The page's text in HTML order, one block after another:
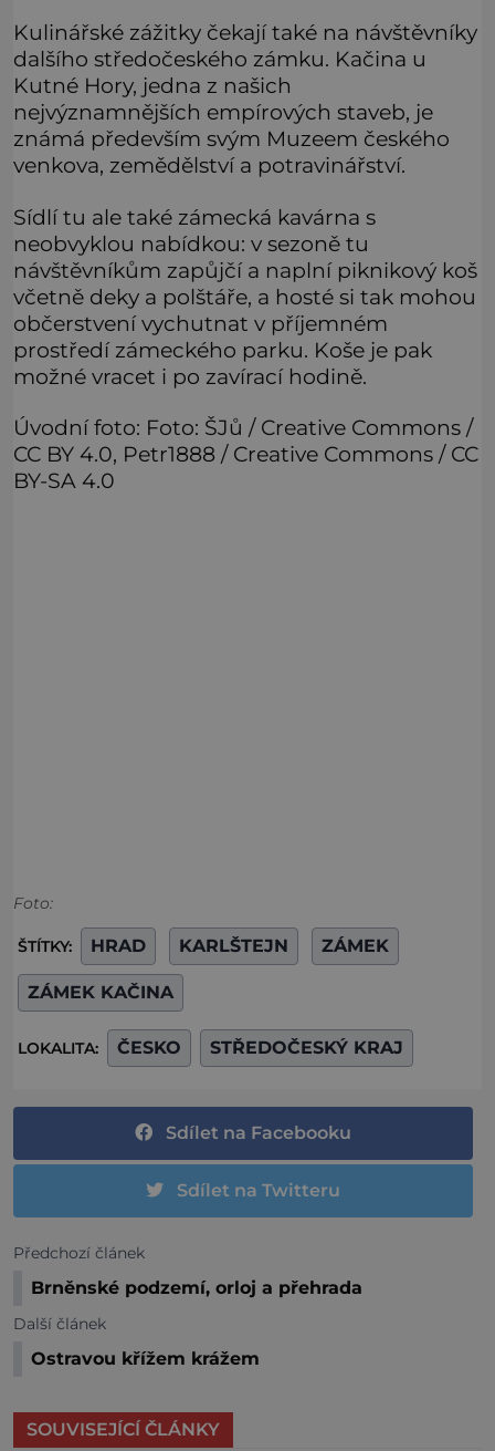
Kulinářské zážitky čekají také na návštěvníky
dalšího středočeského zámku. Kačina u
Kutné Hory, jedna z našich
nejvýznamnějších empírových staveb, je
známá především svým Muzeem českého
venkova, zemědělství a potravinářství.
Sídlí tu ale také zámecká kavárna s
neobvyklou nabídkou: v sezoně tu
návštěvníkům zapůjčí a naplní piknikový koš
včetně deky a polštáře, a hosté si tak mohou
občerstvení vychutnat v příjemném
prostředí zámeckého parku. Koše je pak
možné vracet i po zavírací hodině.
Úvodní foto: Foto: ŠJů / Creative Commons /
CC BY 4.0, Petr1888 / Creative Commons / CC
BY-SA 4.0
Foto:
ŠTÍTKY: HRAD KARLŠTEJN ZÁMEK
ZÁMEK KAČINA
LOKALITA: ČESKO STŘEDOČESKÝ KRAJ
Sdílet na Facebooku
Sdílet na Twitteru
Předchozí článek
Brněnské podzemí, orloj a přehrada
Další článek
Ostravou křížem krážem
SOUVISEJÍCÍ ČLÁNKY